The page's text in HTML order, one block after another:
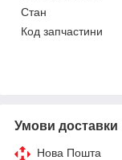
Стан
Код запчастини
Умови доставки
Нова Пошта